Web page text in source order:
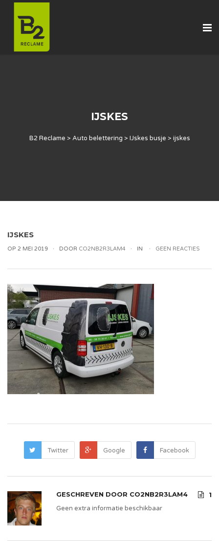
IJSKES
B2 Reclame > Auto belettering > IJskes busje > ijskes
IJSKES
OP 2 MEI 2019 DOOR CO2NB2R3LAM4 IN GEEN REACTIES
Twitter Google Facebook
GESCHREVEN DOOR CO2NB2R3LAM4
1
Geen extra informatie beschikbaar